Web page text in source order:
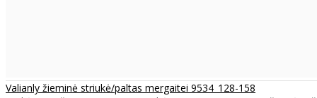
Valianly žieminė striukė/paltas mergaitei 9534_128-158